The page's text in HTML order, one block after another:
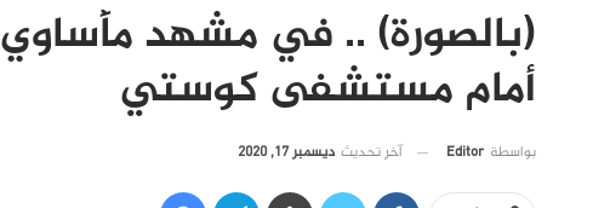
(بالصورة) .. في مشهد
أمام مستشفى كوستي
بواسطة Editor آخر تحديث ديسمبر 17, 2020